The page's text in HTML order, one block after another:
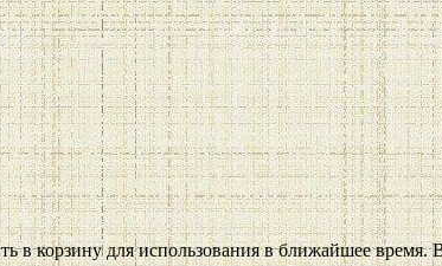
корзину для использования в ближайшее время.